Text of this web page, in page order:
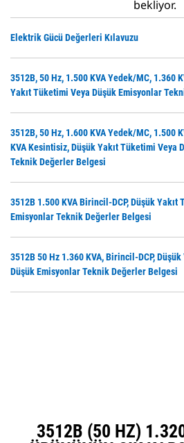
bekliyor.
Elektrik Gücü Değerleri Kılavuzu
3512B, 50 Hz, 1.500 KVA Yedek/MC, 1.360
Yakıt Tüketimi Veya Düşük Emisyonlar
3512B, 50 Hz, 1.600 KVA Yedek/MC, 1.500
KVA Kesintisiz, Düşük Yakıt Tüketimi Veya
Teknik Değerler Belgesi
3512B 1.500 KVA Birincil-DCP, Düşük Yakıt
Emisyonlar Teknik Değerler Belgesi
3512B 50 Hz 1.360 KVA, Birincil-DCP,
Düşük Emisyonlar Teknik Değerler Belgesi
3512B (50 HZ)